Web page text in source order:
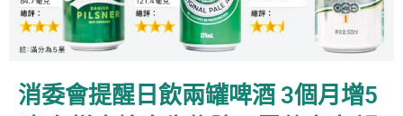
消委會提醒日飲兩罐啤酒 3個月增5